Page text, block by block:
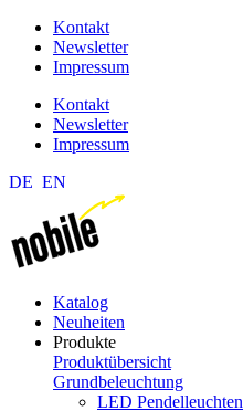
Kontakt
Newsletter
Impressum
Kontakt
Newsletter
Impressum
DE EN
Katalog
Neuheiten
Produkte
Produktübersicht
Grundbeleuchtung
LED Pendelleuchten